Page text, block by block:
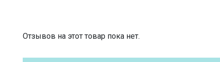
Отзывов на этот товар пока нет.